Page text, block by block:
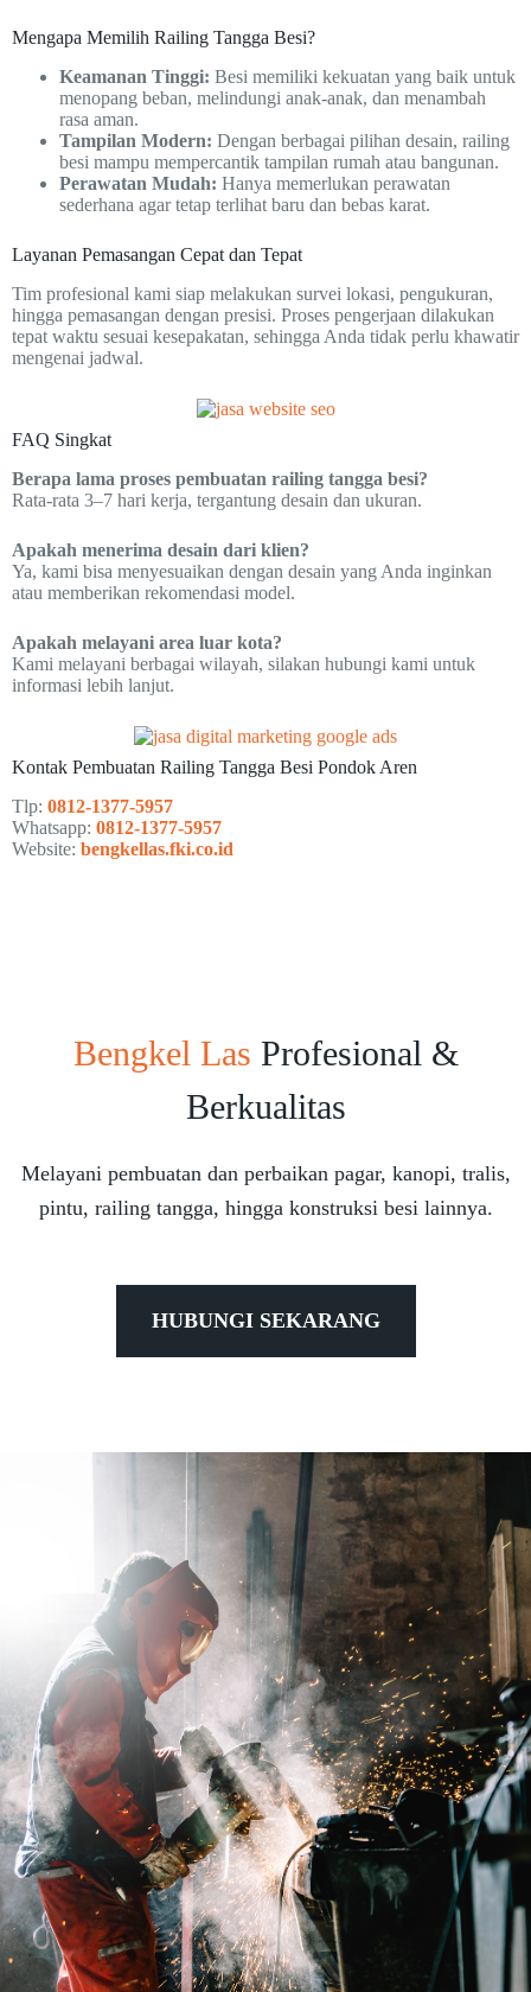
Mengapa Memilih Railing Tangga Besi?
Keamanan Tinggi: Besi memiliki kekuatan yang baik untuk
menopang beban, melindungi anak-anak, dan menambah
rasa aman.
Tampilan Modern: Dengan berbagai pilihan desain, railing
besi mampu mempercantik tampilan rumah atau bangunan.
Perawatan Mudah: Hanya memerlukan perawatan
sederhana agar tetap terlihat baru dan bebas karat.
Layanan Pemasangan Cepat dan Tepat
Tim profesional kami siap melakukan survei lokasi, pengukuran,
hingga pemasangan dengan presisi. Proses pengerjaan dilakukan
tepat waktu sesuai kesepakatan, sehingga Anda tidak perlu khawatir
mengenai jadwal.
FAQ Singkat
Berapa lama proses pembuatan railing tangga besi?
Rata-rata 3–7 hari kerja, tergantung desain dan ukuran.
Apakah menerima desain dari klien?
Ya, kami bisa menyesuaikan dengan desain yang Anda inginkan
atau memberikan rekomendasi model.
Apakah melayani area luar kota?
Kami melayani berbagai wilayah, silakan hubungi kami untuk
informasi lebih lanjut.
Kontak Pembuatan Railing Tangga Besi Pondok Aren
Tlp: 0812-1377-5957
Whatsapp: 0812-1377-5957
Website: bengkellas.fki.co.id
Bengkel Las Profesional &
Berkualitas
Melayani pembuatan dan perbaikan pagar, kanopi, tralis,
pintu, railing tangga, hingga konstruksi besi lainnya.
HUBUNGI SEKARANG